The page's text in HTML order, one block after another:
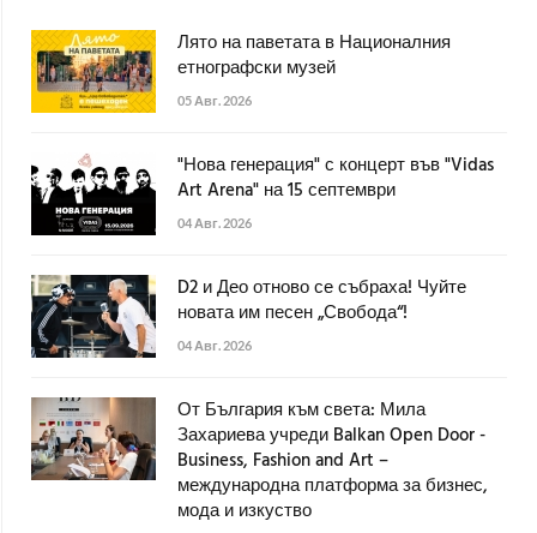
Лято на паветата в Националния
етнографски музей
05 Авг. 2026
"Нова генерация" с концерт във "Vidas
Art Arena" на 15 септември
04 Авг. 2026
D2 и Део отново се събраха! Чуйте
новата им песен „Свобода“!
04 Авг. 2026
От България към света: Мила
Захариева учреди Balkan Open Door -
Business, Fashion and Art –
международна платформа за бизнес,
мода и изкуство